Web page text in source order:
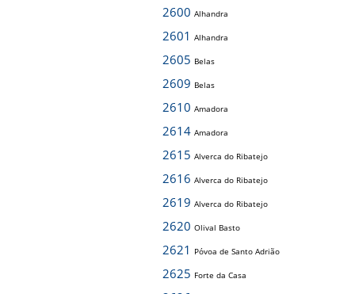
2600 Alhandra
2601 Alhandra
2605 Belas
2609 Belas
2610 Amadora
2614 Amadora
2615 Alverca do Ribatejo
2616 Alverca do Ribatejo
2619 Alverca do Ribatejo
2620 Olival Basto
2621 Póvoa de Santo Adrião
2625 Forte da Casa